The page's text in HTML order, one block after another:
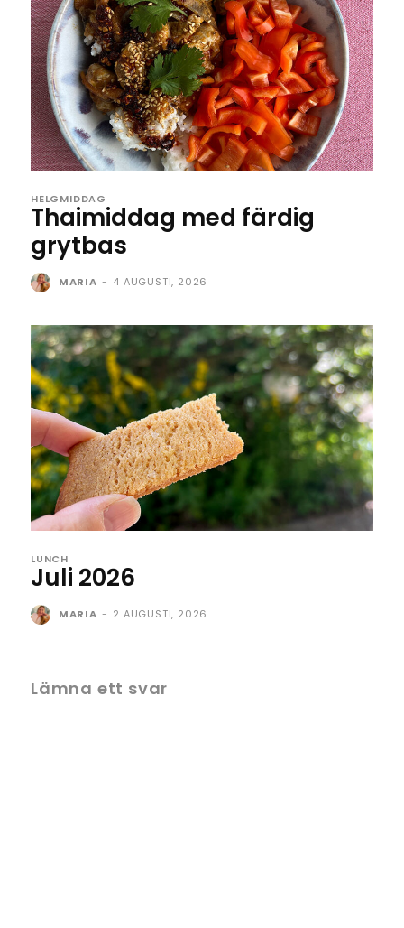
HELGMIDDAG
Thaimiddag med färdig
grytbas
MARIA - 4 AUGUSTI, 2026
LUNCH
Juli 2026
MARIA - 2 AUGUSTI, 2026
Lämna ett svar